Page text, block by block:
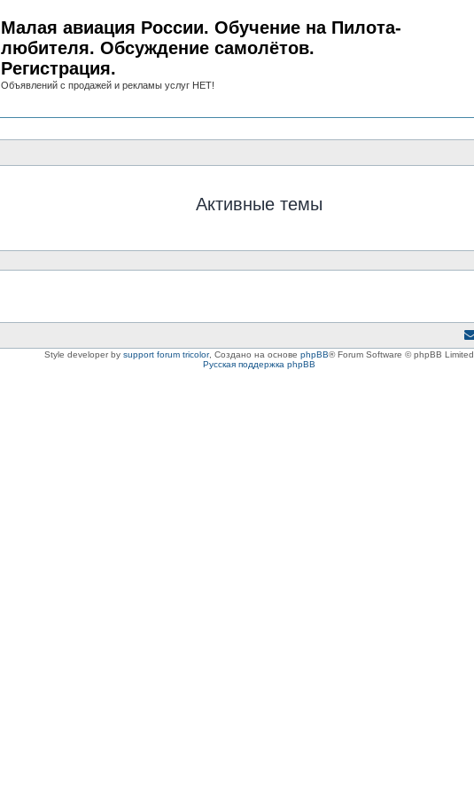
Малая авиация России. Обучение на Пилота-
любителя. Обсуждение самолётов.
Регистрация.
Объявлений с продажей и рекламы услуг НЕТ!
Активные темы
Style developer by support forum tricolor, Создано на основе phpBB® Forum Software © phpBB Limited
Русская поддержка phpBB